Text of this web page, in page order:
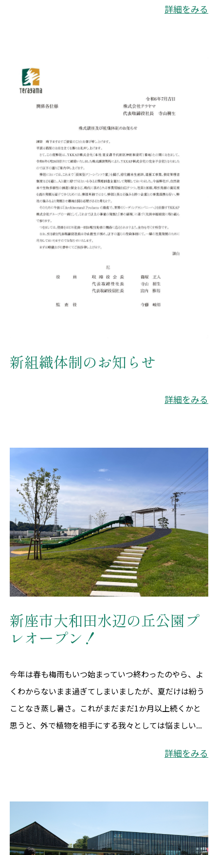
詳細をみる
新組織体制のお知らせ
詳細をみる
新座市大和田水辺の丘公園プ
レオープン！
今年は春も梅雨もいつ始まっていつ終わったのやら、よ
くわからないまま過ぎてしまいましたが、夏だけは紛う
ことなき蒸し暑さ。これがまだまだ1か月以上続くかと
思うと、外で植物を相手にする我々としては悩ましい...
詳細をみる